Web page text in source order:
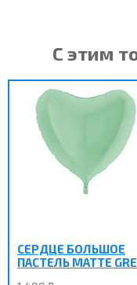
С этим
СЕРДЦЕ БОЛЬШОЕ
ПАСТЕЛЬ MATTE